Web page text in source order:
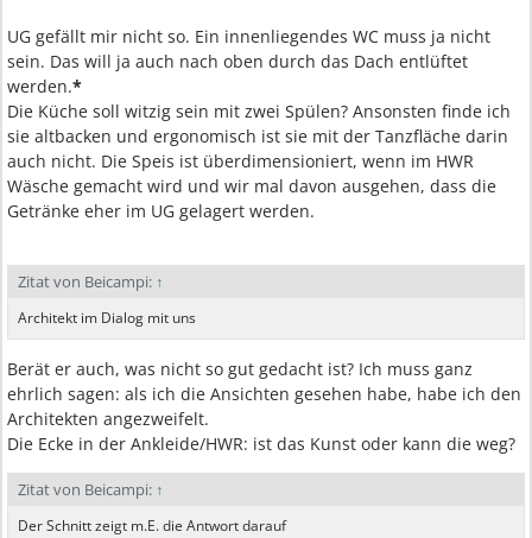
UG gefällt mir nicht so. Ein innenliegendes WC muss ja nicht
sein. Das will ja auch nach oben durch das Dach entlüftet
werden.*
Die Küche soll witzig sein mit zwei Spülen? Ansonsten finde ich
sie altbacken und ergonomisch ist sie mit der Tanzfläche darin
auch nicht. Die Speis ist überdimensioniert, wenn im HWR
Wäsche gemacht wird und wir mal davon ausgehen, dass die
Getränke eher im UG gelagert werden.
Zitat von Beicampi: ↑
Architekt im Dialog mit uns
Berät er auch, was nicht so gut gedacht ist? Ich muss ganz
ehrlich sagen: als ich die Ansichten gesehen habe, habe ich den
Architekten angezweifelt.
Die Ecke in der Ankleide/HWR: ist das Kunst oder kann die weg?
Zitat von Beicampi: ↑
Der Schnitt zeigt m.E. die Antwort darauf